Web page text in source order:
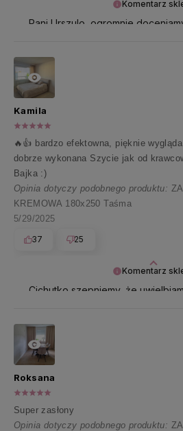
Komentarz
Pani Urszulo, ogromnie
Komentarz
Cichutko szepniemy, że
Kamila
🔥👍️ bardzo efektowna, pięknie
dobrze wykonana Szycie jak od
Bajka :)
Opinia dotyczy podobnego produktu:
KREMOWA 180x250 Taśma
5/29/2025
37
25
Roksana
Super zasłony
Opinia dotyczy podobnego produktu: